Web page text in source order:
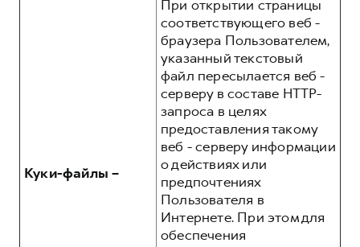
Куки-файлы –
При открытии страницы
соответствующего веб -
браузера Пользователем,
указанный текстовый
файл пересылается веб -
серверу в составе HTTP-
запроса в целях
предоставления такому
веб - серверу информации
о действиях или
предпочтениях
Пользователя в
Интернете. При этом для
обеспечения